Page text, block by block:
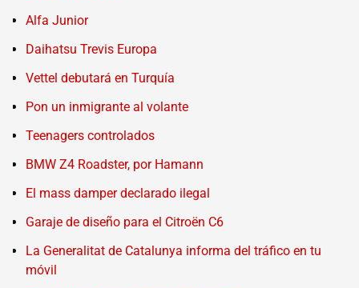
Alfa Junior
Daihatsu Trevis Europa
Vettel debutará en Turquía
Pon un inmigrante al volante
Teenagers controlados
BMW Z4 Roadster, por Hamann
El mass damper declarado ilegal
Garaje de diseño para el Citroën C6
La Generalitat de Catalunya informa del tráfico en tu
móvil